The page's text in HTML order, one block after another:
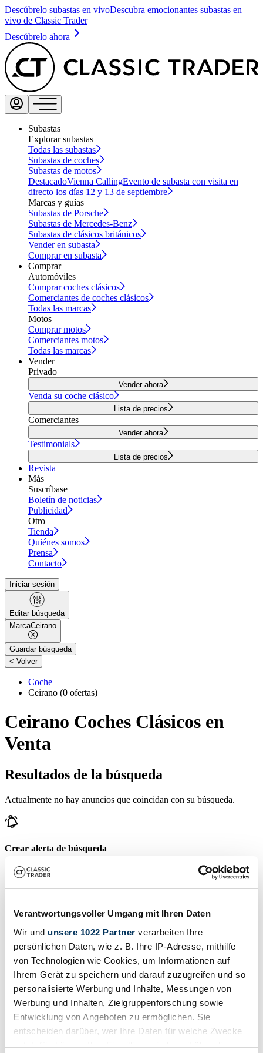
Verantwortungsvoller Umgang mit Ihren Daten
Wir und unsere 1022 Partner verarbeiten Ihre
persönlichen Daten, wie z. B. Ihre IP-Adresse, mithilfe
von Technologien wie Cookies, um Informationen auf
Ihrem Gerät zu speichern und darauf zuzugreifen und so
personalisierte Werbung und Inhalte, Messungen von
Werbung und Inhalten, Zielgruppenforschung sowie
Entwicklung von Angeboten zu ermöglichen. Sie
entscheiden darüber, wer Ihre Daten für welche Zwecke
nutzt. Sie können Ihre Einwilligung jederzeit über die
Descúbrelo subastas en vivoDescubra emocionantes subastas en
vivo de Classic Trader
Descúbrelo ahora
Subastas
Explorar subastas
Todas las subastas
Subastas de coches
Subastas de motos
DestacadoVienna CallingEvento de subasta con visita en
directo los días 12 y 13 de septiembre
Marcas y guías
Subastas de Porsche
Subastas de Mercedes-Benz
Subastas de clásicos británicos
Vender en subasta
Comprar en subasta
Comprar
Automóviles
Comprar coches clásicos
Comerciantes de coches clásicos
Todas las marcas
Motos
Comprar motos
Comerciantes motos
Todas las marcas
Vender
Privado
Vender ahora
Venda su coche clásico
Lista de precios
Comerciantes
Vender ahora
Testimonials
Lista de precios
Revista
Más
Suscríbase
Boletín de noticias
Publicidad
Otro
Tienda
Quiénes somos
Prensa
Contacto
Iniciar sesión
Editar búsqueda
MarcaCeirano
Guardar búsqueda
< Volver |
Coche
Ceirano (0 ofertas)
Ceirano Coches Clásicos en
Venta
Resultados de la búsqueda
Actualmente no hay anuncios que coincidan con su búsqueda.
Crear alerta de búsqueda
Reciba una notificación tan pronto como se publique un anuncio
que coincida con sus filtros de búsqueda.
Crear anuncio
¿Tiene usted un Ceirano que desea vender? Entonces cree un
anuncio ahora.
Crear anuncio
Subastas que terminan pronto